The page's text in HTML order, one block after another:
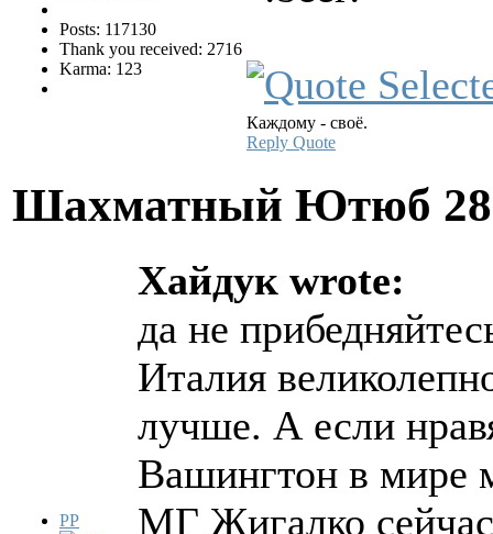
Posts: 117130
Thank you received: 2716
Karma: 123
Каждому - своё.
Reply Quote
Шахматный Ютюб
PP
Хайдук wrote:
да не
Италия
лучше. А если
Вашингтон в мире
МГ Жигалко